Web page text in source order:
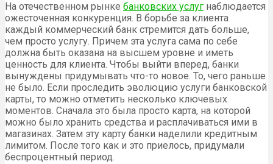
На отечественном рынке банковских услуг наблюдается
ожесточенная конкуренция. В борьбе за клиента
каждый коммерческий банк стремится дать больше,
чем просто услугу. Причем эта услуга сама по себе
должна быть оказана на высшем уровне и иметь
ценность для клиента. Чтобы выйти вперед, банки
вынуждены придумывать что-то новое. То, чего раньше
не было. Если проследить эволюцию услуги банковской
карты, то можно отметить несколько ключевых
моментов. Сначала это была просто карта, на которой
можно было хранить средства и расплачиваться ими в
магазинах. Затем эту карту банки наделили кредитным
лимитом. После того как и это приелось, придумали
беспроцентный период.